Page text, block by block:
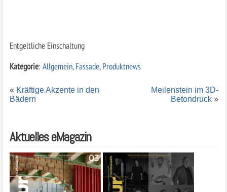
Entgeltliche Einschaltung
Kategorie: Allgemein,Fassade,Produktnews
« Kräftige Akzente in den
Bädern
Meilenstein im 3D-
Betondruck »
Aktuelles eMagazin